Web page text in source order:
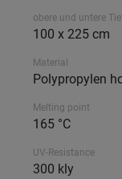
obere und untere
100 x 225 cm
Material
Polypropylen
Melting point
165 °C
UV-Resistance
300 kly